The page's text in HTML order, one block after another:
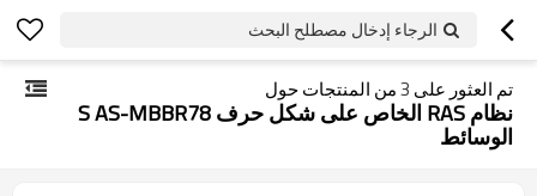
الرجاء إدخال مصطلح البحث
تم العثور على 3من المنتجات حول
نظام RAS الخاص على شكل حرف S AS-MBBR78
الوسائط